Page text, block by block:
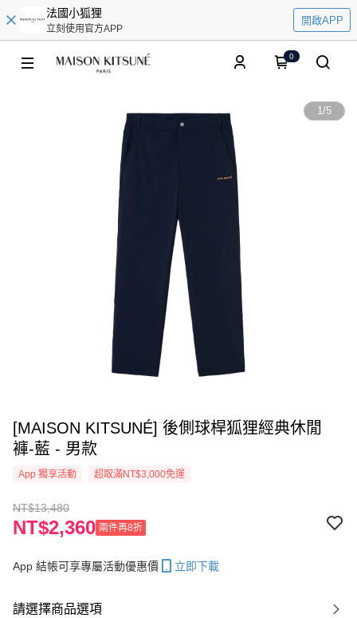
法國小狐狸
立刻使用官方APP
開啟APP
0
1/5
[MAISON KITSUNÉ] 後側球桿狐狸經典休閒
褲-藍 - 男款
App 獨享活動 超取滿NT$3,000免運
NT$13,480
NT$2,360 兩件再8折
App 結帳可享專屬活動優惠價 立即下載
請選擇商品選項